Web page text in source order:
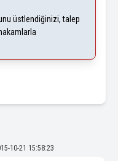
üstlendiğinizi, talep
10-21 15:58:23